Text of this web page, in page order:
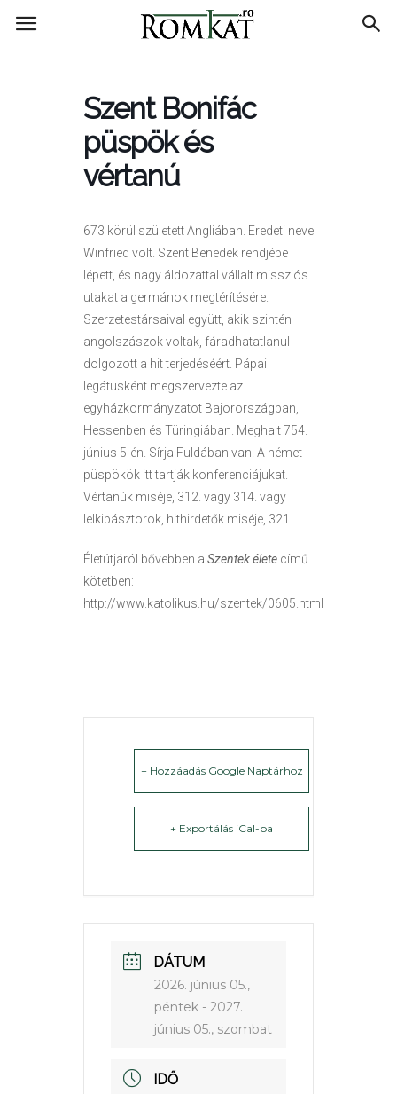
RomKat.ro
Szent Bonifác
püspök és
vértanú
673 körül született Angliában. Eredeti neve
Winfried volt. Szent Benedek rendjébe
lépett, és nagy áldozattal vállalt missziós
utakat a germánok megtérítésére.
Szerzetestársaival együtt, akik szintén
angolszászok voltak, fáradhatatlanul
dolgozott a hit terjedéséért. Pápai
legátusként megszervezte az
egyházkormányzatot Bajorországban,
Hessenben és Türingiában. Meghalt 754.
június 5-én. Sírja Fuldában van. A német
püspökök itt tartják konferenciájukat.
Vértanúk miséje, 312. vagy 314. vagy
lelkipásztorok, hithirdetők miséje, 321.
Életútjáról bővebben a Szentek élete című
kötetben:
http://www.katolikus.hu/szentek/0605.html
+ Hozzáadás Google Naptárhoz
+ Exportálás iCal-ba
DÁTUM
2026. június 05.,
péntek - 2027.
június 05., szombat
IDŐ